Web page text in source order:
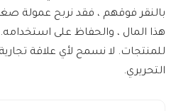
بالنقر فوقهم ، فقد نربح عمولة
هذا المال ، والحفاظ على
للمنتجات. لا نسمح لأي علاقة تجارية
التحريري.